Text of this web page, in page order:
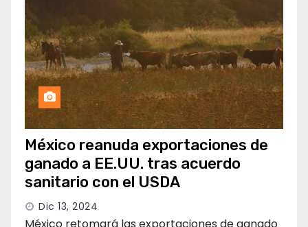
México reanuda exportaciones de
ganado a EE.UU. tras acuerdo
sanitario con el USDA
Dic 13, 2024